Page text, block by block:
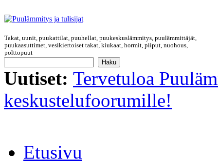
Takat, uunit, puukattilat, puuhellat, puukeskuslämmitys, puulämmittäjät,
puukaasuttimet, vesikiertoiset takat, kiukaat, hormit, piiput, nuohous,
polttopuut
Uutiset: Tervetuloa
keskustelufoorumille!
Etusivu